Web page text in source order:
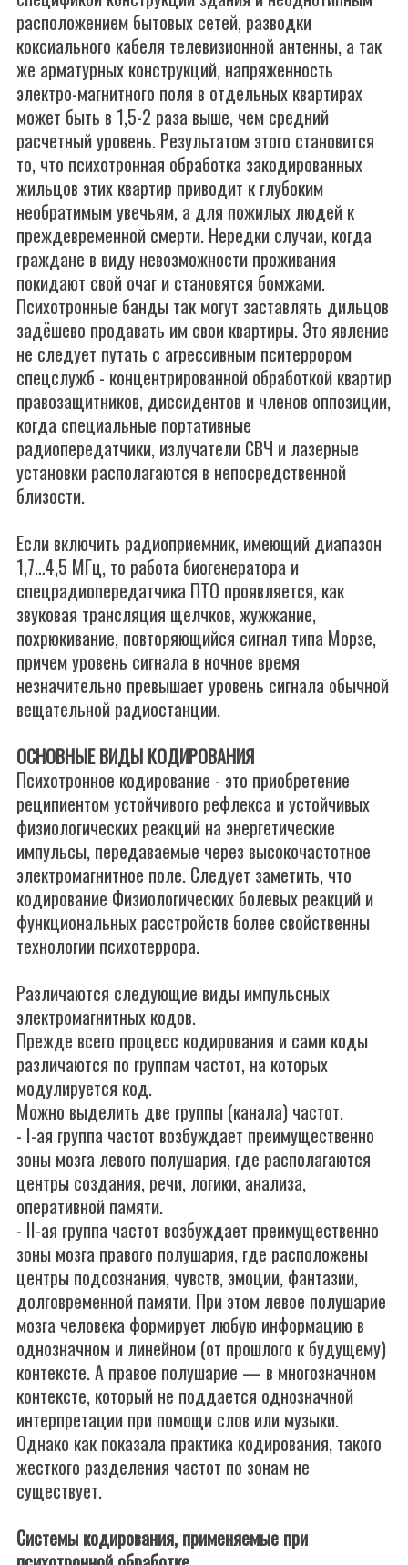
расположением бытовых сетей, разводки
коксиального кабеля телевизионной антенны, а так
же арматурных конструкций, напряженность
электро-магнитного поля в отдельных квартирах
может быть в 1,5-2 раза выше, чем средний
расчетный уровень. Результатом этого становится
то, что психотронная обработка закодированных
жильцов этих квартир приводит к глубоким
необратимым увечьям, а для пожилых людей к
преждевременной смерти. Нередки случаи, когда
граждане в виду невозможности проживания
покидают свой очаг и становятся бомжами.
Психотронные банды так могут заставлять дильцов
задёшево продавать им свои квартиры. Это явление
не следует путать с агрессивным пситеррором
спецслужб - концентрированной обработкой квартир
правозащитников, диссидентов и членов оппозиции,
когда специальные портативные
радиопередатчики, излучатели СВЧ и лазерные
установки располагаются в непосредственной
близости.
Если включить радиоприемник, имеющий диапазон
1,7…4,5 МГц, то работа биогенератора и
спецрадиопередатчика ПТО проявляется, как
звуковая трансляция щелчков, жужжание,
похрюкивание, повторяющийся сигнал типа Морзе,
причем уровень сигнала в ночное время
незначительно превышает уровень сигнала обычной
вещательной радиостанции.
ОСНОВНЫЕ ВИДЫ КОДИРОВАНИЯ
Психотронное кодирование - это приобретение
реципиентом устойчивого рефлекса и устойчивых
физиологических реакций на энергетические
импульсы, передаваемые через высокочастотное
электромагнитное поле. Следует заметить, что
кодирование Физиологических болевых реакций и
функциональных расстройств более свойственны
технологии психотеррора.
Различаются следующие виды импульсных
электромагнитных кодов.
Прежде всего процесс кодирования и сами коды
различаются по группам частот, на которых
модулируется код.
Можно выделить две группы (канала) частот.
- I-ая группа частот возбуждает преимущественно
зоны мозга левого полушария, где располагаются
центры создания, речи, логики, анализа,
оперативной памяти.
- II-ая группа частот возбуждает преимущественно
зоны мозга правого полушария, где расположены
центры подсознания, чувств, эмоции, фантазии,
долговременной памяти. При этом левое полушарие
мозга человека формирует любую информацию в
однозначном и линейном (от прошлого к будущему)
контексте. А правое полушарие — в многозначном
контексте, который не поддается однозначной
интерпретации при помощи слов или музыки.
Однако как показала практика кодирования, такого
жесткого разделения частот по зонам не
существует.
Системы кодирования, применяемые при